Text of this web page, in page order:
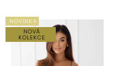
NOVINKA
NOVÁ
KOLEKCE